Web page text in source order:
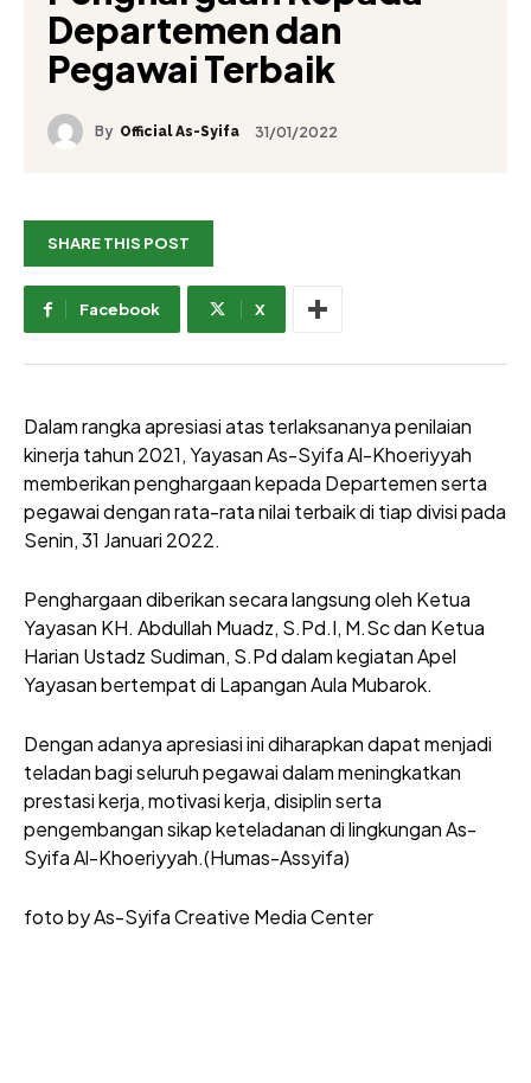
Departemen dan
Pegawai Terbaik
By Official As-Syifa 31/01/2022
SHARE THIS POST
Facebook X
Dalam rangka apresiasi atas terlaksananya penilaian
kinerja tahun 2021, Yayasan As-Syifa Al-Khoeriyyah
memberikan penghargaan kepada Departemen serta
pegawai dengan rata-rata nilai terbaik di tiap divisi pada
Senin, 31 Januari 2022.
Penghargaan diberikan secara langsung oleh Ketua
Yayasan KH. Abdullah Muadz, S.Pd.I, M.Sc dan Ketua
Harian Ustadz Sudiman, S.Pd dalam kegiatan Apel
Yayasan bertempat di Lapangan Aula Mubarok.
Dengan adanya apresiasi ini diharapkan dapat menjadi
teladan bagi seluruh pegawai dalam meningkatkan
prestasi kerja, motivasi kerja, disiplin serta
pengembangan sikap keteladanan di lingkungan As-
Syifa Al-Khoeriyyah.(Humas-Assyifa)
foto by As-Syifa Creative Media Center